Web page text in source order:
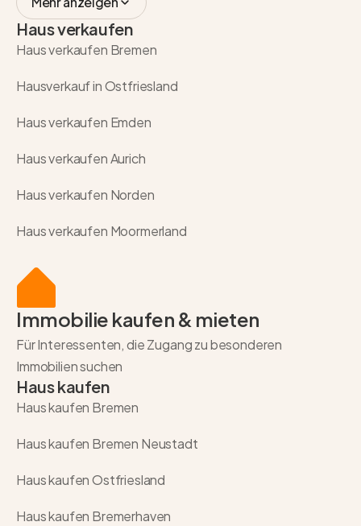
Haus verkaufen
Haus verkaufen Bremen
Hausverkauf in Ostfriesland
Haus verkaufen Emden
Haus verkaufen Aurich
Haus verkaufen Norden
Haus verkaufen Moormerland
Immobilie kaufen & mieten
Für Interessenten, die Zugang zu besonderen
Immobilien suchen
Haus kaufen
Haus kaufen Bremen
Haus kaufen Bremen Neustadt
Haus kaufen Ostfriesland
Haus kaufen Bremerhaven